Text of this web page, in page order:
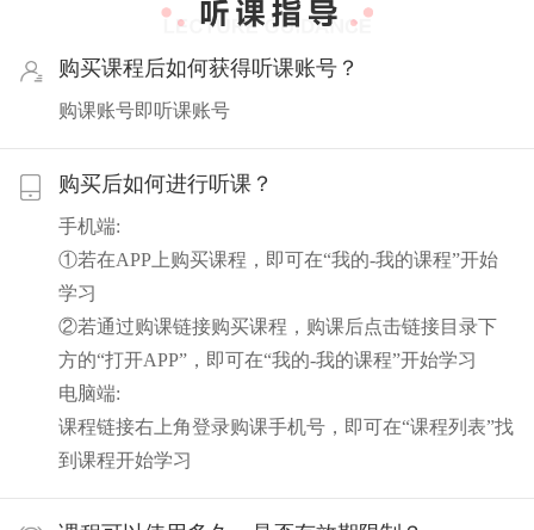
购买课程后如何获得听课账号？
购课账号即听课账号
购买后如何进行听课？
手机端:
①若在APP上购买课程，即可在“我的-我的课程”开始
学习
②若通过购课链接购买课程，购课后点击链接目录下
方的“打开APP”，即可在“我的-我的课程”开始学习
电脑端:
课程链接右上角登录购课手机号，即可在“课程列表”找
到课程开始学习